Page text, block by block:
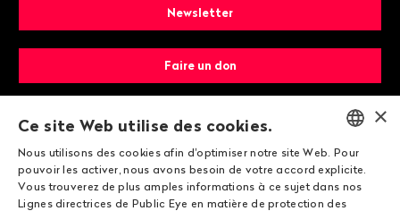
Newsletter
Faire un don
Devenir membre
ENGLISH
DEUTSCH
×
Ce site Web utilise des cookies.
Nous utilisons des cookies afin d'optimiser notre site Web. Pour
pouvoir les activer, nous avons besoin de votre accord explicite.
Vous trouverez de plus amples informations à ce sujet dans nos
Lignes directrices de Public Eye en matière de protection des